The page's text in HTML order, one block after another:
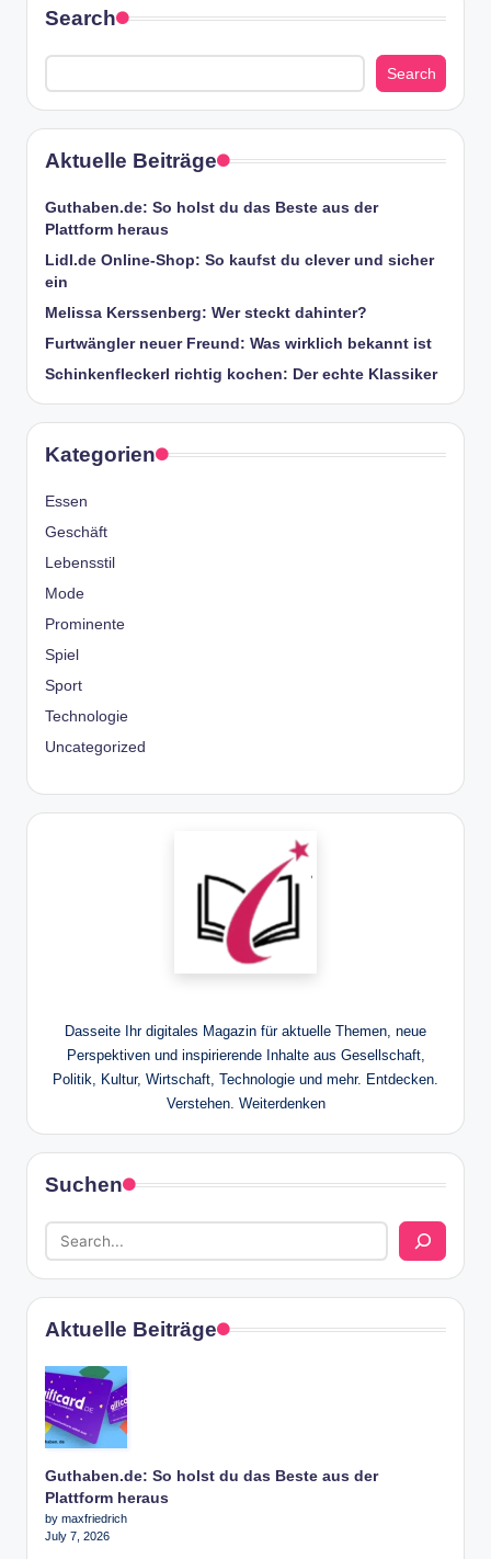
Search
Search
Aktuelle Beiträge
Guthaben.de: So holst du das Beste aus der
Plattform heraus
Lidl.de Online-Shop: So kaufst du clever und sicher
ein
Melissa Kerssenberg: Wer steckt dahinter?
Furtwängler neuer Freund: Was wirklich bekannt ist
Schinkenfleckerl richtig kochen: Der echte Klassiker
Kategorien
Essen
Geschäft
Lebensstil
Mode
Prominente
Spiel
Sport
Technologie
Uncategorized
Dasseite Ihr digitales Magazin für aktuelle Themen, neue
Perspektiven und inspirierende Inhalte aus Gesellschaft,
Politik, Kultur, Wirtschaft, Technologie und mehr. Entdecken.
Verstehen. Weiterdenken
Suchen
Aktuelle Beiträge
Guthaben.de: So holst du das Beste aus der
Plattform heraus
by maxfriedrich
July 7, 2026